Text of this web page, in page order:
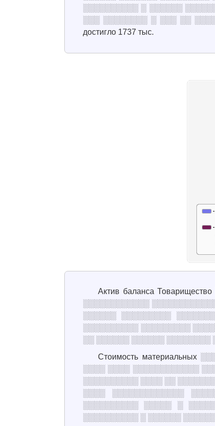
░░░░░░░░░░ ░ ░░░░░░
░░░ ░░░░░░░░ ░ ░░░ ░░
достигло 1737 тыс.
Актив баланса
░░░░░░░░░░░░
░░░░░░ ░░░░░░░░░
░░░░░░░░░░ ░░░░░░░░░
░░ ░░░░░░ ░░░░░░ ░░░░░░░░
Стоимость
░░░░ ░░░░ ░░░░░░░░░░░░
░░░░░░░░░░ ░░░░ ░░
░░░░ ░░░░░░░░░░░░░
░░░░░░░░░░ ░░░░░ ░
░░░░░░░░░░ ░ ░░░░░░